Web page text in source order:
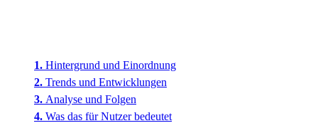
Hintergrund und Einordnung
Trends und Entwicklungen
Analyse und Folgen
Was das für Nutzer bedeutet